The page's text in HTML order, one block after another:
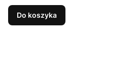
Do koszyka